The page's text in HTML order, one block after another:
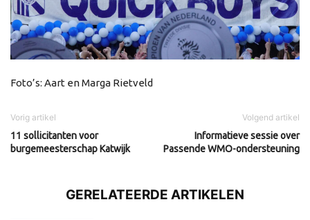
Foto’s: Aart en Marga Rietveld
Vorig artikel
11 sollicitanten voor
burgemeesterschap Katwijk
Volgend artikel
Informatieve sessie over
Passende WMO-ondersteuning
GERELATEERDE ARTIKELEN